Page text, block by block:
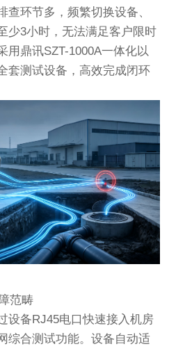
查环节多，频繁切换设备、
少3小时，无法满足客户限时
用 鼎讯SZT-1000A一体化以
套测试设备，高效完成闭环
范畴
设备RJ45电口快速接入机房
综合测试功能。设备自动适